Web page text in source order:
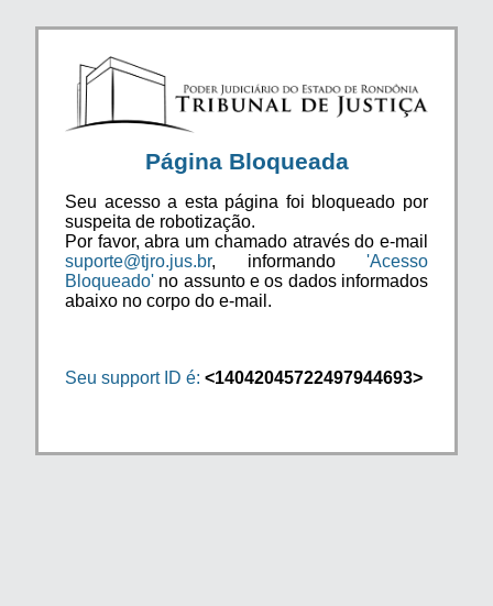
Página Bloqueada
Seu acesso a esta página foi bloqueado por
suspeita de robotização.
Por favor, abra um chamado através do e-mail
suporte@tjro.jus.br, informando 'Acesso
Bloqueado' no assunto e os dados informados
abaixo no corpo do e-mail.
Seu support ID é: <14042045722497944693>